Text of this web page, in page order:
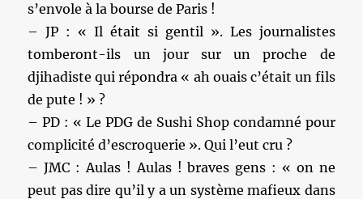
s’envole à la bourse de Paris !
– JP : « Il était si gentil ». Les journalistes
tomberont-ils un jour sur un proche de
djihadiste qui répondra « ah ouais c’était un fils
de pute ! » ?
– PD : « Le PDG de Sushi Shop condamné pour
complicité d’escroquerie ». Qui l’eut cru ?
– JMC : Aulas ! Aulas ! braves gens : « on ne
peut pas dire qu’il y a un système mafieux dans